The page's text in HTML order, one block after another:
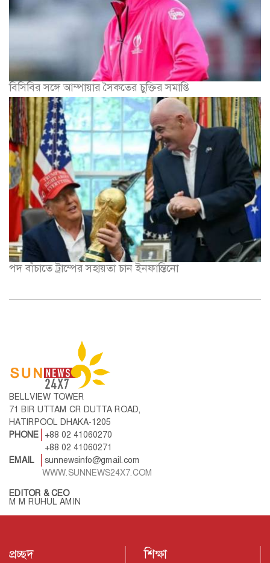
বিসিবির সঙ্গে আম্পায়ার সৈকতের চুক্তির সমাপ্তি
পদ বাঁচাতে ট্রাম্পের সহায়তা চান ইনফান্তিনো
BELLVIEW TOWER
71 BIR UTTAM CR DUTTA ROAD,
HATIRPOOL DHAKA-1205
PHONE
+88 02 41060270
+88 02 41060271
EMAIL
sunnewsinfo@gmail.com
WWW.SUNNEWS24X7.COM
EDITOR & CEO
M M RUHUL AMIN
প্রচ্ছদ শিক্ষা